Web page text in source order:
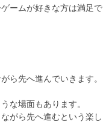
ームが好きな方は満足で
ら先へ進んでいきます。
な場面もあります。
がら先へ進むという楽し